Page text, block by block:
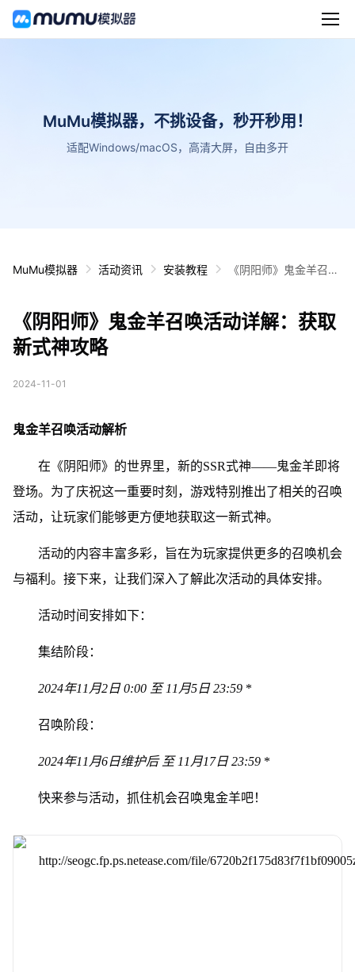
MuMu模拟器，不挑设备，秒开秒用！
适配Windows/macOS，高清大屏，自由多开
MuMu模拟器 活动资讯 安装教程
《阴阳师》鬼金羊召唤
《阴阳师》鬼金羊召唤活动详解：获取
新式神攻略
2024-11-01
鬼金羊召唤活动解析
在《阴阳师》的世界里，新的SSR式神——鬼金羊即将
登场。为了庆祝这一重要时刻，游戏特别推出了相关的召唤
活动，让玩家们能够更方便地获取这一新式神。
活动的内容丰富多彩，旨在为玩家提供更多的召唤机会
与福利。接下来，让我们深入了解此次活动的具体安排。
活动时间安排如下：
集结阶段：
2024年11月2日 0:00 至 11月5日 23:59 *
召唤阶段：
2024年11月6日维护后 至 11月17日 23:59 *
快来参与活动，抓住机会召唤鬼金羊吧！